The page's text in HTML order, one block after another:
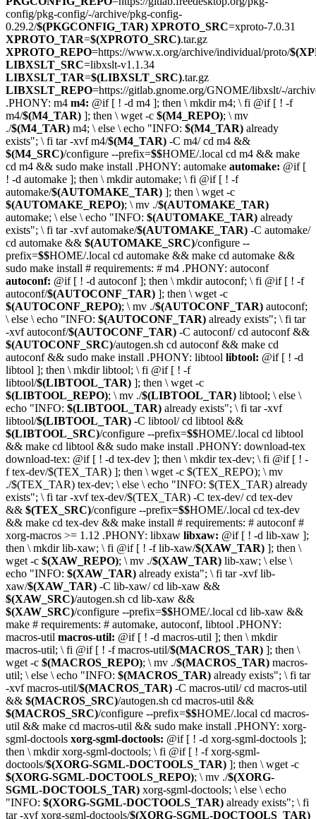
config/pkg-config/-/archive/pkg-config-
0.29.2/$(PKGCONFIG_TAR) XPROTO_SRC=xproto-7.0.31
XPROTO_TAR=$(XPROTO_SRC).tar.gz
XPROTO_REPO=https://www.x.org/archive/individual/proto/
LIBXSLT_SRC=libxslt-v1.1.34
LIBXSLT_TAR=$(LIBXSLT_SRC).tar.gz
LIBXSLT_REPO=https://gitlab.gnome.org/GNOME/libxslt/-/
.PHONY: m4 m4: @if [ ! -d m4 ]; then \ mkdir m4; \ fi @if [ ! -f
m4/$(M4_TAR) ]; then \ wget -c $(M4_REPO); \ mv
./$(M4_TAR) m4; \ else \ echo "INFO: $(M4_TAR) already
exists"; \ fi tar -xvf m4/$(M4_TAR) -C m4/ cd m4 &&
$(M4_SRC)/configure --prefix=$$HOME/.local cd m4 && make
cd m4 && sudo make install .PHONY: automake automake: @if [
! -d automake ]; then \ mkdir automake; \ fi @if [ ! -f
automake/$(AUTOMAKE_TAR) ]; then \ wget -c
$(AUTOMAKE_REPO); \ mv ./$(AUTOMAKE_TAR)
automake; \ else \ echo "INFO: $(AUTOMAKE_TAR) already
exists"; \ fi tar -xvf automake/$(AUTOMAKE_TAR) -C automake/
cd automake && $(AUTOMAKE_SRC)/configure --
prefix=$$HOME/.local cd automake && make cd automake &&
sudo make install # requirements: # m4 .PHONY: autoconf
autoconf: @if [ ! -d autoconf ]; then \ mkdir autoconf; \ fi @if [ ! -f
autoconf/$(AUTOCONF_TAR) ]; then \ wget -c
$(AUTOCONF_REPO); \ mv ./$(AUTOCONF_TAR) autoconf;
\ else \ echo "INFO: $(AUTOCONF_TAR) already exists"; \ fi tar
-xvf autoconf/$(AUTOCONF_TAR) -C autoconf/ cd autoconf &&
$(AUTOCONF_SRC)/autogen.sh cd autoconf && make cd
autoconf && sudo make install .PHONY: libtool libtool: @if [ ! -d
libtool ]; then \ mkdir libtool; \ fi @if [ ! -f
libtool/$(LIBTOOL_TAR) ]; then \ wget -c
$(LIBTOOL_REPO); \ mv ./$(LIBTOOL_TAR) libtool; \ else \
echo "INFO: $(LIBTOOL_TAR) already exists"; \ fi tar -xvf
libtool/$(LIBTOOL_TAR) -C libtool/ cd libtool &&
$(LIBTOOL_SRC)/configure --prefix=$$HOME/.local cd libtool
&& make cd libtool && sudo make install .PHONY: download-tex
download-tex: @if [ ! -d tex-dev ]; then \ mkdir tex-dev; \ fi @if [ ! -
f tex-dev/$(TEX_TAR) ]; then \ wget -c $(TEX_REPO); \ mv
./$(TEX_TAR) tex-dev; \ else \ echo "INFO: $(TEX_TAR) already
exists"; \ fi tar -xvf tex-dev/$(TEX_TAR) -C tex-dev/cd tex-dev
&& $(TEX_SRC)/configure --prefix=$$HOME/.local cd tex-dev
&& make cd tex-dev && make install # requirements: # autoconf #
xorg-macros >= 1.12 .PHONY: libxaw libxaw: @if [ ! -d lib-xaw ];
then \ mkdir lib-xaw; \ fi @if [ ! -f lib-xaw/$(XAW_TAR) ]; then \
wget -c $(XAW_REPO); \ mv ./$(XAW_TAR) lib-xaw; \ else \
echo "INFO: $(XAW_TAR) already exista"; \ fi tar -xvf lib-
xaw/$(XAW_TAR) -C lib-xaw/ cd lib-xaw &&
$(XAW_SRC)/autogen.sh cd lib-xaw &&
$(XAW_SRC)/configure --prefix=$$HOME/.local cd lib-xaw &&
make # requirements: # automake, autoconf, libtool .PHONY:
macros-util macros-util: @if [ ! -d macros-util ]; then \ mkdir
macros-util; \ fi @if [ ! -f macros-util/$(MACROS_TAR) ]; then \
wget -c $(MACROS_REPO); \ mv ./$(MACROS_TAR) macros-
util; \ else \ echo "INFO: $(MACROS_TAR) already exists"; \ fi tar
-xvf macros-util/$(MACROS_TAR) -C macros-util/ cd macros-util
&& $(MACROS_SRC)/autogen.sh cd macros-util &&
$(MACROS_SRC)/configure --prefix=$$HOME/.local cd macros-
util && make cd macros-util && sudo make install .PHONY: xorg-
sgml-doctools xorg-sgml-doctools: @if [ ! -d xorg-sgml-doctools ];
then \ mkdir xorg-sgml-doctools; \ fi @if [ ! -f xorg-sgml-
doctools/$(XORG-SGML-DOCTOOLS_TAR) ]; then \ wget -c
$(XORG-SGML-DOCTOOLS_REPO); \ mv ./$(XORG-
SGML-DOCTOOLS_TAR) xorg-sgml-doctools; \ else \ echo
"INFO: $(XORG-SGML-DOCTOOLS_TAR) already exists"; \ fi
tar -xvf xorg-sgml-doctools/$(XORG-SGML-DOCTOOLS_TAR)